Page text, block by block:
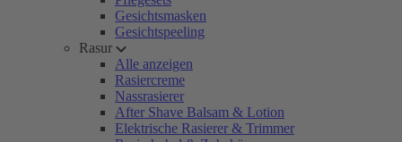
Gesichtsmasken
Gesichtspeeling
Rasur
Alle anzeigen
Rasiercreme
Nassrasierer
After Shave Balsam & Lotion
Elektrische Rasierer & Trimmer